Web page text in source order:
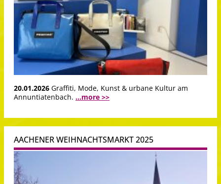
20.01.2026 Graffiti, Mode, Kunst & urbane Kultur am
Annuntiatenbach. ...more >>
AACHENER WEIHNACHTSMARKT 2025